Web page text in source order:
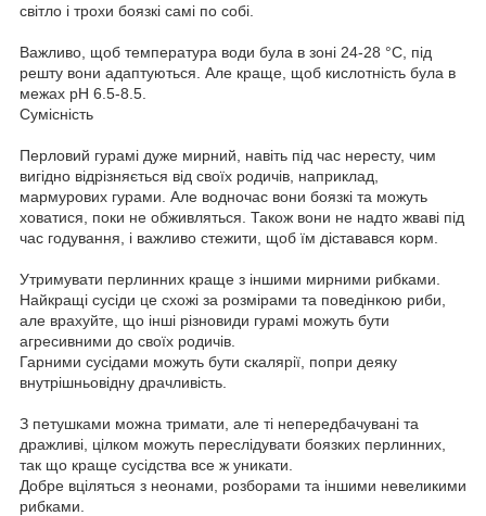
світло і трохи боязкі самі по собі.
Важливо, щоб температура води була в зоні 24-28 °C, під
решту вони адаптуються. Але краще, щоб кислотність була в
межах pH 6.5-8.5.
Сумісність
Перловий гурамі дуже мирний, навіть під час нересту, чим
вигідно відрізняється від своїх родичів, наприклад,
мармурових гурами. Але водночас вони боязкі та можуть
ховатися, поки не обживляться. Також вони не надто жваві під
час годування, і важливо стежити, щоб їм діставався корм.
Утримувати перлинних краще з іншими мирними рибками.
Найкращі сусіди це схожі за розмірами та поведінкою риби,
але врахуйте, що інші різновиди гурамі можуть бути
агресивними до своїх родичів.
Гарними сусідами можуть бути скалярії, попри деяку
внутрішньовідну драчливість.
З петушками можна тримати, але ті непередбачувані та
дражливі, цілком можуть переслідувати боязких перлинних,
так що краще сусідства все ж уникати.
Добре вціляться з неонами, розборами та іншими невеликими
рибками.